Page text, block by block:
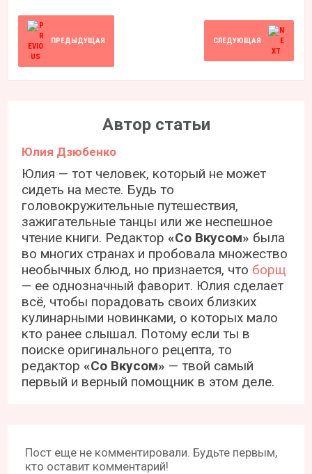
ПРЕДЫДУЩАЯ СЛЕДУЮЩАЯ
Автор статьи
Юлия Дзюбенко
Юлия — тот человек, который не может
сидеть на месте. Будь то
головокружительные путешествия,
зажигательные танцы или же неспешное
чтение книги. Редактор«Со Вкусом» была
во многих странах и пробовала множество
необычных блюд, но признается, что борщ
— ее однозначный фаворит. Юлия сделает
всё, чтобы порадовать своих близких
кулинарными новинками, о которых мало
кто ранее слышал. Потому если ты в
поиске оригинального рецепта, то
редактор«Со Вкусом» — твой самый
первый и верный помощник в этом деле.
Пост еще не комментировали. Будьте первым,
кто оставит комментарий!